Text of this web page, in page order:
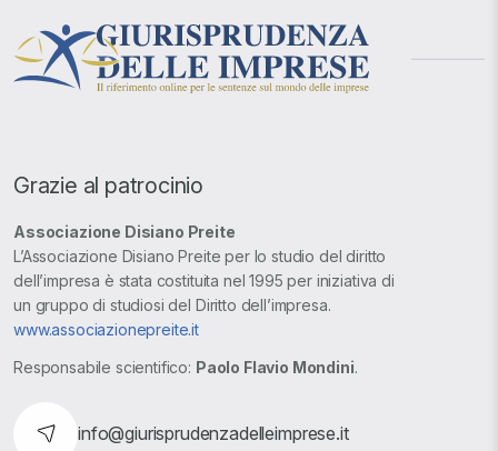
Grazie al patrocinio
Associazione Disiano Preite
L’Associazione Disiano Preite per lo studio del diritto
dell’impresa è stata costituita nel 1995 per iniziativa di
un gruppo di studiosi del Diritto dell’impresa.
www.associazionepreite.it
Responsabile scientifico: Paolo Flavio Mondini.
info@giurisprudenzadelleimprese.it